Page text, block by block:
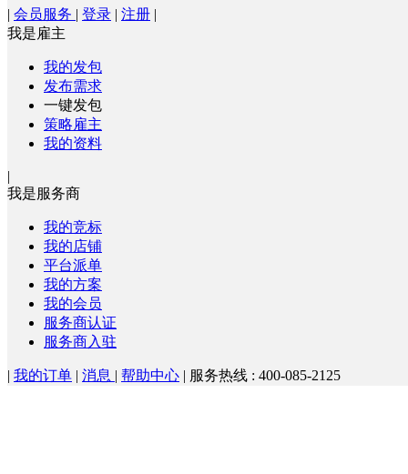
| 会员服务 | 登录 | 注册 |
我是雇主
我的发包
发布需求
一键发包
策略雇主
我的资料
|
我是服务商
我的竞标
我的店铺
平台派单
我的方案
我的会员
服务商认证
服务商入驻
| 我的订单 | 消息 | 帮助中心 | 服务热线 : 400-085-2125